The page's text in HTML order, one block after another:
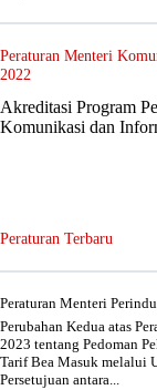
Peraturan Menteri
2022
Akreditasi Program
Komunikasi dan
Peraturan Terbaru
Peraturan Menteri
Perubahan Kedua atas
2023 tentang Pedoman
Tarif Bea Masuk melalui
Persetujuan antara...